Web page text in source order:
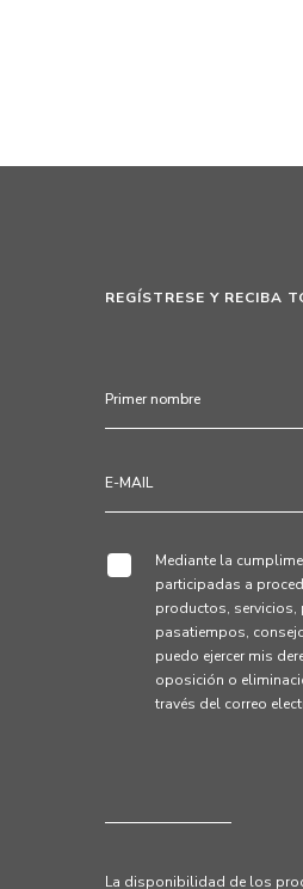
REGÍSTRESE Y RECIBA
Mediante la
participadas a
productos, servicios,
pasatiempos,
puedo ejercer mis
oposición o
través del correo
La disponibilidad de los